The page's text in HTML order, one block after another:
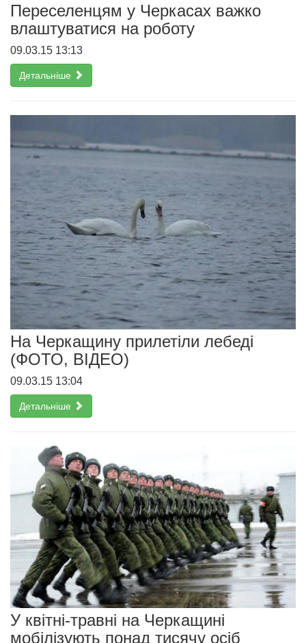
Переселенцям у Черкасах важко
влаштуватися на роботу
09.03.15 13:13
Детальніше
На Черкащину прилетіли лебеді
(ФОТО, ВІДЕО)
09.03.15 13:04
Детальніше
У квітні-травні на Черкащині
мобілізують понад тисячу осіб